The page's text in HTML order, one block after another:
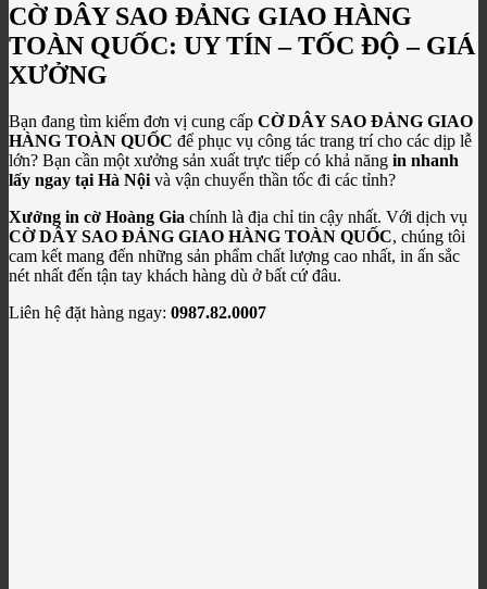
CỜ DÂY SAO ĐẢNG GIAO HÀNG
TOÀN QUỐC: UY TÍN – TỐC ĐỘ – GIÁ
XƯỞNG
Bạn đang tìm kiếm đơn vị cung cấp CỜ DÂY SAO ĐẢNG GIAO
HÀNG TOÀN QUỐC để phục vụ công tác trang trí cho các dịp lễ
lớn? Bạn cần một xưởng sản xuất trực tiếp có khả năng in nhanh
lấy ngay tại Hà Nội và vận chuyển thần tốc đi các tỉnh?
Xưởng in cờ Hoàng Gia chính là địa chỉ tin cậy nhất. Với dịch vụ
CỜ DÂY SAO ĐẢNG GIAO HÀNG TOÀN QUỐC, chúng tôi
cam kết mang đến những sản phẩm chất lượng cao nhất, in ấn sắc
nét nhất đến tận tay khách hàng dù ở bất cứ đâu.
Liên hệ đặt hàng ngay: 0987.82.0007